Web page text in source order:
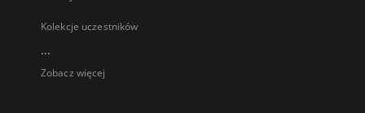
Kolekcje uczestników
...
Zobacz więcej